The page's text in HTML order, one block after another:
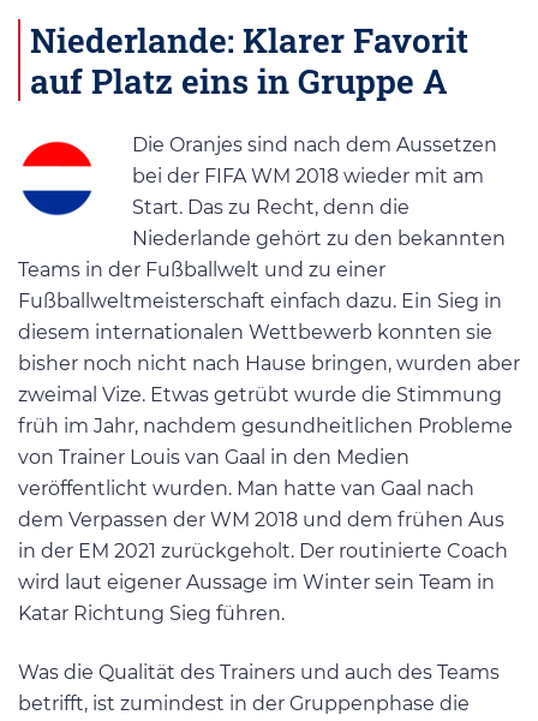
Niederlande: Klarer Favorit
auf Platz eins in Gruppe A
Die Oranjes sind nach dem Aussetzen
bei der FIFA WM 2018 wieder mit am
Start. Das zu Recht, denn die
Niederlande gehört zu den bekannten
Teams in der Fußballwelt und zu einer
Fußballweltmeisterschaft einfach dazu. Ein Sieg in
diesem internationalen Wettbewerb konnten sie
bisher noch nicht nach Hause bringen, wurden aber
zweimal Vize. Etwas getrübt wurde die Stimmung
früh im Jahr, nachdem gesundheitlichen Probleme
von Trainer Louis van Gaal in den Medien
veröffentlicht wurden. Man hatte van Gaal nach
dem Verpassen der WM 2018 und dem frühen Aus
in der EM 2021 zurückgeholt. Der routinierte Coach
wird laut eigener Aussage im Winter sein Team in
Katar Richtung Sieg führen.
Was die Qualität des Trainers und auch des Teams
betrifft, ist zumindest in der Gruppenphase die